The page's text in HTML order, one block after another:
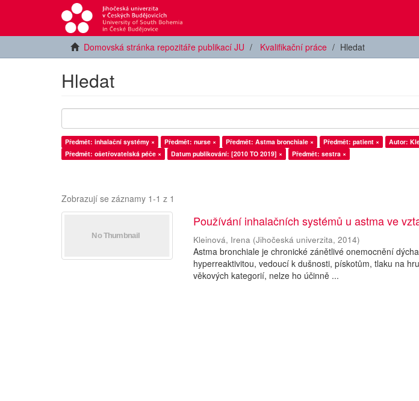
Domovská stránka repozitáře publikací JU Kvalifikační práce Hledat
Hledat
Předmět: inhalační systémy × Předmět: nurse × Předmět: Astma bronchiale × Předmět: patient ×
Autor:
Předmět: ošetřovatelská péče ×
Datum publikování: [2010 TO 2019] × Předmět: sestra ×
Zobrazují se záznamy 1-1 z 1
Používání inhalačních systémů u astma ve
Kleinová, Irena (Jihočeská univerzita,2014)
Astma bronchiale je chronické zánětlivé onemocnění
hyperreaktivitou, vedoucí k dušnosti, pískotům, tlaku na
věkových kategorií, nelze ho účinně ...